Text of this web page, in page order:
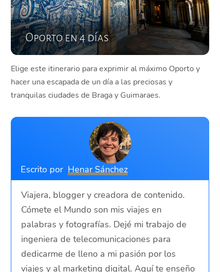
Oporto en 4 días
Elige este itinerario para exprimir al máximo Oporto y
hacer una escapada de un día a las preciosas y
tranquilas ciudades de Braga y Guimaraes.
Escrito por Henar Sánchez
Viajera, blogger y creadora de contenido.
Cómete el Mundo son mis viajes en
palabras y fotografías. Dejé mi trabajo de
ingeniera de telecomunicaciones para
dedicarme de lleno a mi pasión por los
viajes y al marketing digital. Aquí te enseño